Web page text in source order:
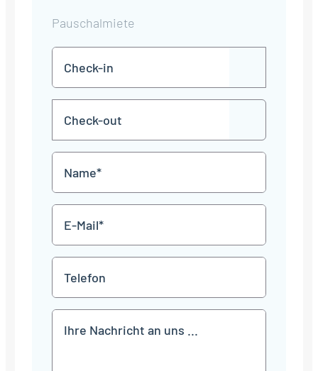
Pauschalmiete
in
TT
Punkt
MM
JJJJ
TT
Punkt
MM
JJJJ
Mail
*